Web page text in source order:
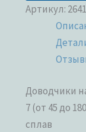
Артикул:
Доводчики
7 (от 45 до
сплав